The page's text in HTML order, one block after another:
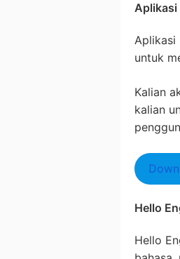
Aplikasi
Aplikasi
untuk
Kalian
kalian
Hello
Hello